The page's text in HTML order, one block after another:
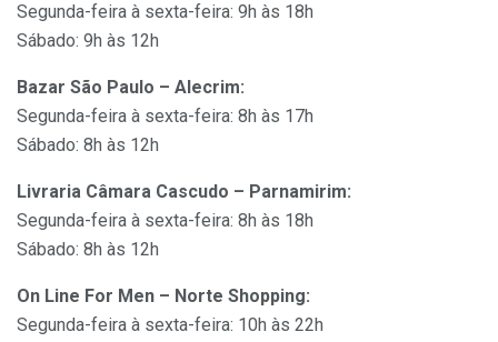
Segunda-feira à sexta-feira: 9h às 18h
Sábado: 9h às 12h
Bazar São Paulo – Alecrim:
Segunda-feira à sexta-feira: 8h às 17h
Sábado: 8h às 12h
Livraria Câmara Cascudo – Parnamirim:
Segunda-feira à sexta-feira: 8h às 18h
Sábado: 8h às 12h
On Line For Men – Norte Shopping:
Segunda-feira à sexta-feira: 10h às 22h